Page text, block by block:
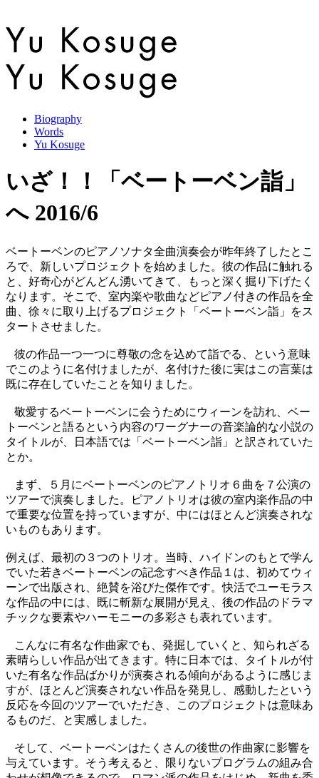
Biography
Words
Yu Kosuge
いざ！！「ベートーベン詣」
へ 2016/6
ベートーベンのピアノソナタ全曲演奏会が昨年終了したとこ
ろで、新しいプロジェクトを始めました。彼の作品に触れる
と、好奇心がどんどん湧いてきて、もっと深く掘り下げたく
なります。そこで、室内楽や歌曲などピアノ付きの作品を全
曲、徐々に取り上げるプロジェクト「ベートーベン詣」をス
タートさせました。
彼の作品一つ一つに尊敬の念を込めて詣でる、という意味
でこのように名付けましたが、名付けた後に実はこの言葉は
既に存在していたことを知りました。
敬愛するベートーベンに会うためにウィーンを訪れ、ベー
トーベンと語るという内容のワーグナーの音楽論的な小説の
タイトルが、日本語では「ベートーベン詣」と訳されていた
とか。
まず、５月にベートーベンのピアノトリオ６曲を７公演の
ツアーで演奏しました。ピアノトリオは彼の室内楽作品の中
で重要な位置を持っていますが、中にはほとんど演奏されな
いものもあります。
例えば、最初の３つのトリオ。当時、ハイドンのもとで学ん
でいた若きベートーベンの記念すべき作品１は、初めてウィ
ーンで出版され、絶賛を浴びた傑作です。快活でユーモラス
な作品の中には、既に斬新な展開が見え、後の作品のドラマ
チックな要素やハーモニーの多彩さも表れています。
こんなに有名な作曲家でも、発掘していくと、知られざる
素晴らしい作品が出てきます。特に日本では、タイトルが付
いた有名な作品ばかりが演奏される傾向があるように感じま
すが、ほとんど演奏されない作品を発見し、感動したという
反応を今回のツアーでいただき、このプロジェクトは意味あ
るものだ、と実感しました。
そして、ベートーベンはたくさんの後世の作曲家に影響を
与えています。そう考えると、限りないプログラムの組み合